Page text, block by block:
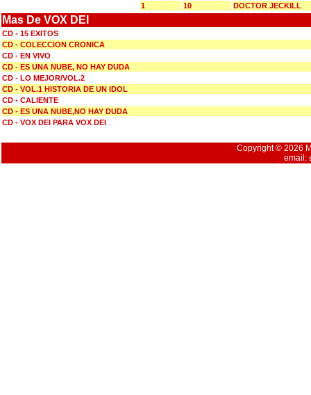
1
10 DOCTOR JECKILL
Mas De VOX DEI
CD - 15 EXITOS
CD - COLECCION CRONICA
CD - EN VIVO
CD - ES UNA NUBE, NO HAY DUDA
CD - LO MEJOR/VOL.2
CD - VOL.1 HISTORIA DE UN IDOL
CD - CALIENTE
CD - ES UNA NUBE,NO HAY DUDA
CD - VOX DEI PARA VOX DEI
Copyright © 2026
email: